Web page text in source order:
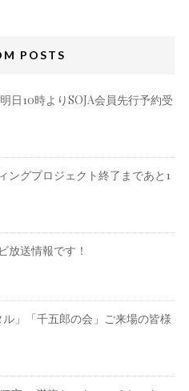
POSTS
日10時よりSOJA会員先行予約受
ングプロジェクト終了まであと1
放送情報です！
ル」「千五郎の会」ご来場の皆様